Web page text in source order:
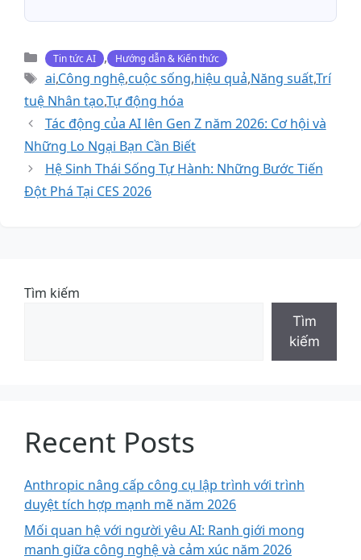
Danh
mục
Tin tức AI , Hướng dẫn & Kiến thức
Thẻ
ai,Công nghệ,cuộc sống,hiệu quả,Năng suất,Trí
tuệ Nhân tạo,Tự động hóa
Tác động của AI lên Gen Z năm 2026: Cơ hội và
Những Lo Ngại Bạn Cần Biết
Hệ Sinh Thái Sống Tự Hành: Những Bước Tiến
Đột Phá Tại CES 2026
Tìm kiếm
Tìm
kiếm
Recent Posts
Anthropic nâng cấp công cụ lập trình với trình
duyệt tích hợp mạnh mẽ năm 2026
Mối quan hệ với người yêu AI: Ranh giới mong
manh giữa công nghệ và cảm xúc năm 2026